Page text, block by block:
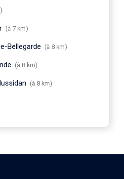
(à 7 km)
Bellegarde (à 8 km)
(à 8 km)
(à 8 km)